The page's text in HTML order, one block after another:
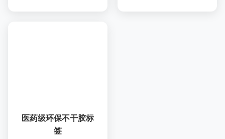
医药级环保不干胶标
签